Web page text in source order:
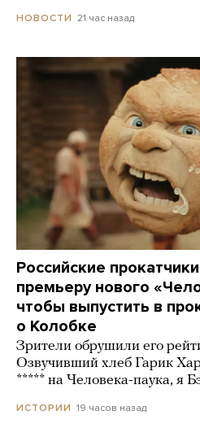
НОВОСТИ 21 час назад
Российские
премьеру нового
чтобы выпустить в
о Колобке
Зрители обрушили его
Озвучивший хлеб Гарик
***** на Человека-паука, я
ИСТОРИИ 19 часов назад